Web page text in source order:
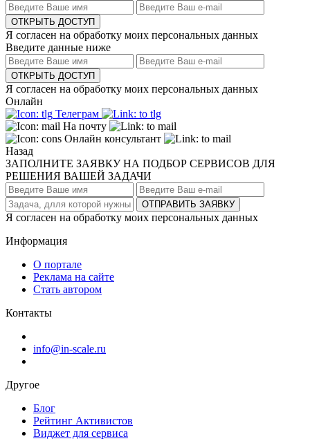
ОТКРЫТЬ ДОСТУП
Я согласен на обработку моих персональных данных
Введите данные ниже
ОТКРЫТЬ ДОСТУП
Я согласен на обработку моих персональных данных
Онлайн
Телеграм
На почту
Онлайн консультант
Назад
ЗАПОЛНИТЕ ЗАЯВКУ НА ПОДБОР СЕРВИСОВ ДЛЯ
РЕШЕНИЯ ВАШЕЙ ЗАДАЧИ
ОТПРАВИТЬ ЗАЯВКУ
Я согласен на обработку моих персональных данных
Информация
О портале
Реклама на сайте
Стать автором
Контакты
info@in-scale.ru
Другое
Блог
Рейтинг Активистов
Виджет для сервиса